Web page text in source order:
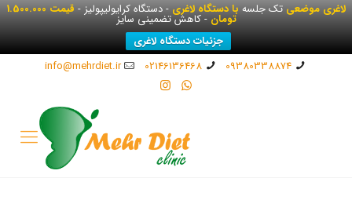
لاغری موضعیتک جلسهبا دستگاه لاغری- دستگاه کرایولیپولیز - قیمت 1.500.000
تومان- کاهش تضمینی سایز
جزئیات دستگاه لاغری
09380338874
02146136468
info@mehrdiet.ir